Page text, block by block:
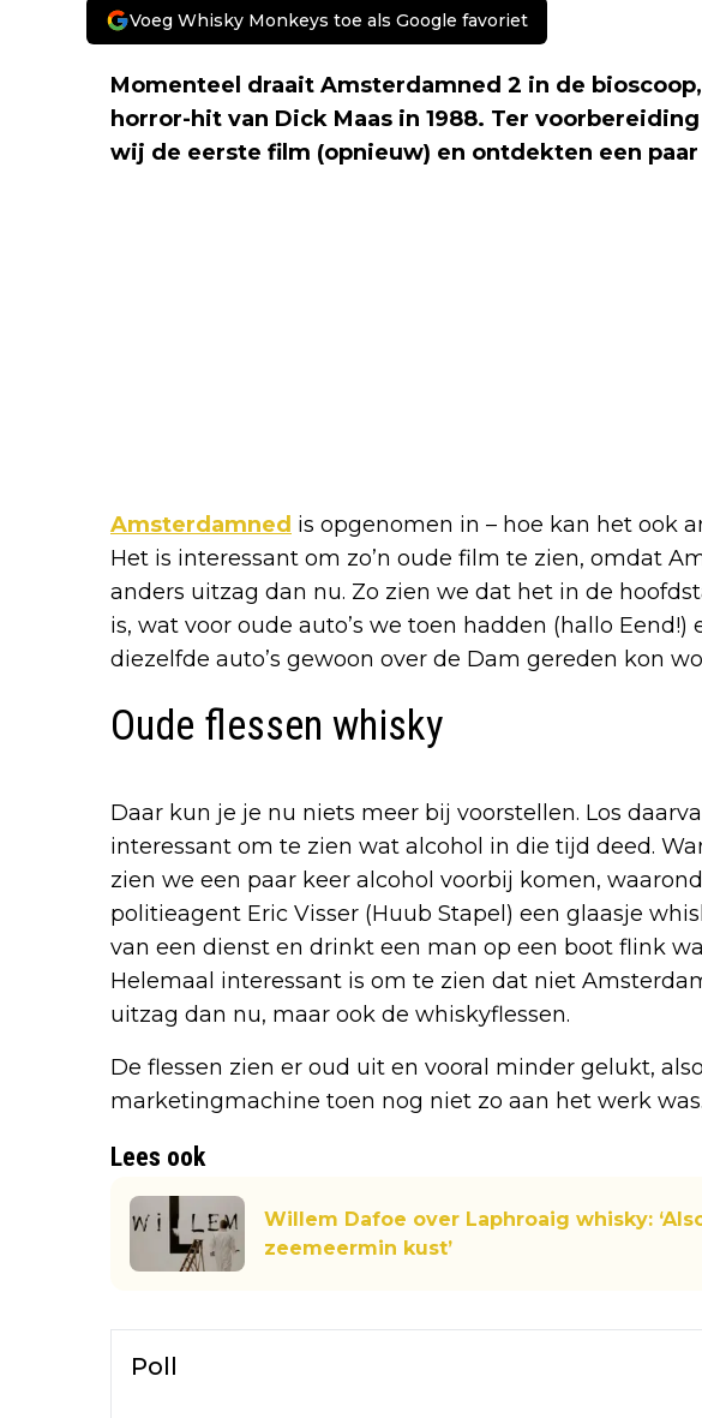
Voeg Whisky Monkeys toe als Google favoriet
Momenteel draait Amsterdamned 2 in de
horror-hit van Dick Maas in 1988. Ter
wij de eerste film (opnieuw) en ontdekten een
Amsterdamned is opgenomen in – hoe kan het ook
Het is interessant om zo’n oude film te zien, omdat
anders uitzag dan nu. Zo zien we dat het in de
is, wat voor oude auto’s we toen hadden (hallo Eend!)
diezelfde auto’s gewoon over de Dam gereden kon
Oude flessen whisky
Daar kun je je nu niets meer bij voorstellen. Los
interessant om te zien wat alcohol in die tijd deed.
zien we een paar keer alcohol voorbij komen,
politieagent Eric Visser (Huub Stapel) een glaasje
van een dienst en drinkt een man op een boot flink
Helemaal interessant is om te zien dat niet
uitzag dan nu, maar ook de whiskyflessen.
De flessen zien er oud uit en vooral minder gelukt,
marketingmachine toen nog niet zo aan het werk was.
Lees ook
Willem Dafoe over Laphroaig whisky:
zeemeermin kust’
Poll